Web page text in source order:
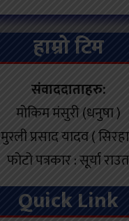
हाम्रो टिम
संवाददाताहरु:
मोकिम मंसुरी (धनुषा )
मुरली प्रसाद यादव (
फोटो पत्रकार : सूर्या राउत
Quick Link